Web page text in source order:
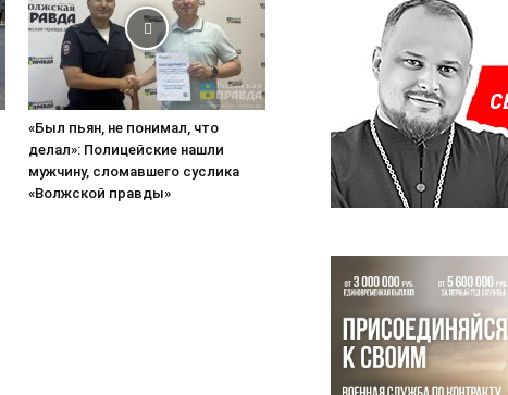
«Был пьян, не понимал, что
делал»: Полицейские нашли
мужчину, сломавшего суслика
«Волжской правды»